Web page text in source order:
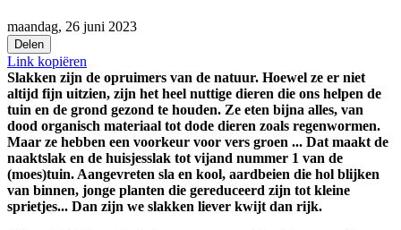
maandag, 26 juni 2023
Delen
Link kopiëren
Slakken zijn de opruimers van de natuur. Hoewel ze er niet
altijd fijn uitzien, zijn het heel nuttige dieren die ons helpen de
tuin en de grond gezond te houden. Ze eten bijna alles, van
dood organisch materiaal tot dode dieren zoals regenwormen.
Maar ze hebben een voorkeur voor vers groen ... Dat maakt de
naaktslak en de huisjesslak tot vijand nummer 1 van de
(moes)tuin. Aangevreten sla en kool, aardbeien die hol blijken
van binnen, jonge planten die gereduceerd zijn tot kleine
sprietjes... Dan zijn we slakken liever kwijt dan rijk.